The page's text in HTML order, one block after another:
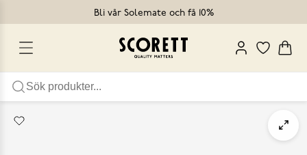
Bli vår Solemate och få 10%